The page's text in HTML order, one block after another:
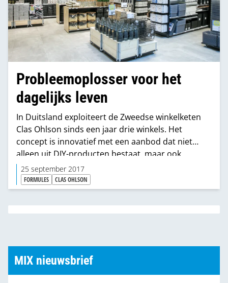
Probleemoplosser voor het
dagelijks leven
In Duitsland exploiteert de Zweedse winkelketen
Clas Ohlson sinds een jaar drie winkels. Het
concept is innovatief met een aanbod dat niet
alleen uit DIY-producten bestaat, maar ook
artikelen bevat die sterk gerelateerd zijn aan
producten die in en rond het huis gebruikt
worden.
25 september 2017
FORMULES CLAS OHLSON
MIX nieuwsbrief